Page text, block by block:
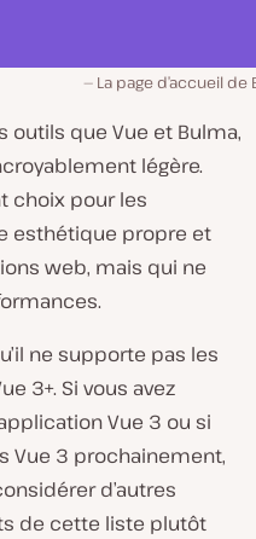
La page d’accueil de
outils que Vue et Bulma,
légère.
choix pour les
esthétique propre et
web, mais qui ne
ne supporte pas les
3+. Si vous avez
Vue 3 ou si
Vue 3 prochainement,
d’autres
de cette liste plutôt